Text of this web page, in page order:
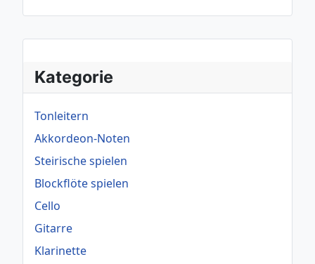
Kategorie
Tonleitern
Akkordeon-Noten
Steirische spielen
Blockflöte spielen
Cello
Gitarre
Klarinette